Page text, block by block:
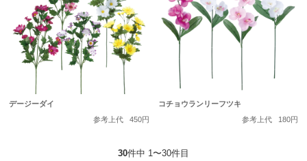
デージーダイ
参考上代
450円
コチョウランリーフツキ
参考上代
180円
30件中 1〜30件目